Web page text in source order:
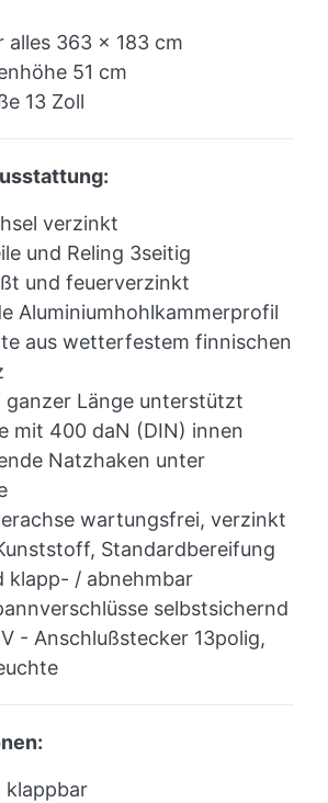
alles 363 x 183 cm
51 cm
13 Zoll
verzinkt
und Reling 3seitig
und feuerverzinkt
Aluminiumhohlkammerprofil
aus wetterfestem finnischen
ganzer Länge unterstützt
mit 400 daN (DIN) innen
Natzhaken unter
wartungsfrei, verzinkt
Standardbereifung
klapp- / abnehmbar
selbstsichernd
- Anschlußstecker 13polig,
klappbar